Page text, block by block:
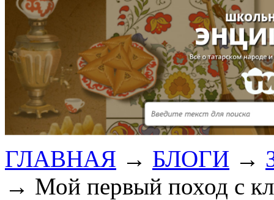
ГЛАВНАЯ → БЛОГИ →
→ Мой первый поход с